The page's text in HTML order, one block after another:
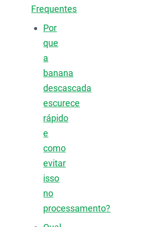
Frequentes
Por
que
a
banana
descascada
escurece
rápido
e
como
evitar
isso
no
processamento?